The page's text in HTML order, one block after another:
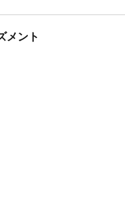
メント